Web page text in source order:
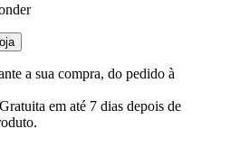
a sua compra, do pedido à
em até 7 dias depois de